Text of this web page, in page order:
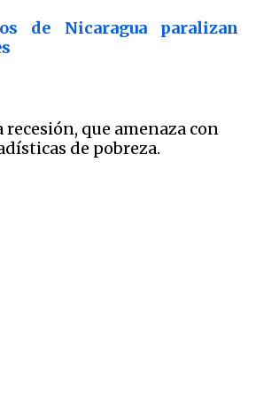
de Nicaragua paralizan
recesión, que amenaza con
de pobreza.